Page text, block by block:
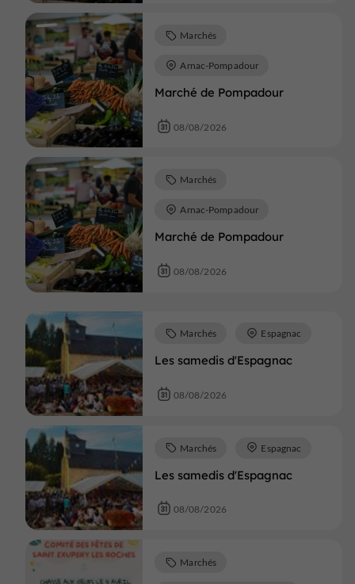
Marché de Pompadour
Marchés
Arnac-Pompadour
08/08/2026
Marché de Pompadour
Marchés
Arnac-Pompadour
08/08/2026
Les samedis d'Espagnac
Marchés Espagnac
08/08/2026
Les samedis d'Espagnac
Marchés Espagnac
08/08/2026
Marchés